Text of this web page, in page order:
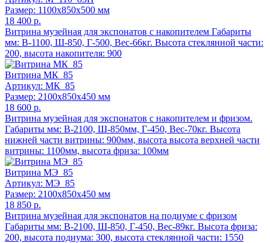
Размер: 1100x850x500 мм
18 400 р.
Витрина музейная для экспонатов с накопителем Габариты
мм: В-1100, Ш-850, Г-500, Вес-66кг. Высота стеклянной части:
200, высота накопителя: 900
Витрина МК_85
Артикул: МК_85
Размер: 2100x850x450 мм
18 600 р.
Витрина музейная для экспонатов с накопителем и фризом.
Габариты мм: В-2100, Ш-850мм, Г-450, Вес-70кг. Высота
нижней части витрины: 900мм, высота высота верхней части
витрины: 1100мм, высота фриза: 100мм
Витрина МЭ_85
Артикул: МЭ_85
Размер: 2100x850x450 мм
18 850 р.
Витрина музейная для экспонатов на подиуме с фризом
Габариты мм: В-2100, Ш-850, Г-450, Вес-89кг. Высота фриза:
200, высота подиума: 300, высота стеклянной части: 1550